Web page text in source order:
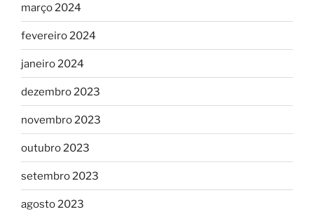
março 2024
fevereiro 2024
janeiro 2024
dezembro 2023
novembro 2023
outubro 2023
setembro 2023
agosto 2023